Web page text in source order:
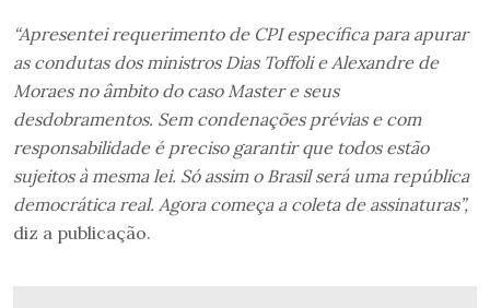
“Apresentei requerimento de CPI específica para apurar
as condutas dos ministros Dias Toffoli e Alexandre de
Moraes no âmbito do caso Master e seus
desdobramentos. Sem condenações prévias e com
responsabilidade é preciso garantir que todos estão
sujeitos à mesma lei. Só assim o Brasil será uma república
democrática real. Agora começa a coleta de assinaturas”,
diz a publicação.